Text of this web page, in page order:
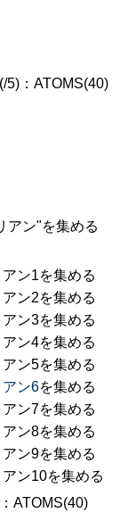
5)：ATOMS(40)
アン"を集める
ン1を集める
ン2を集める
ン3を集める
ン4を集める
ン5を集める
ン6を集める
ン7を集める
ン8を集める
ン9を集める
ン10を集める
ATOMS(40)